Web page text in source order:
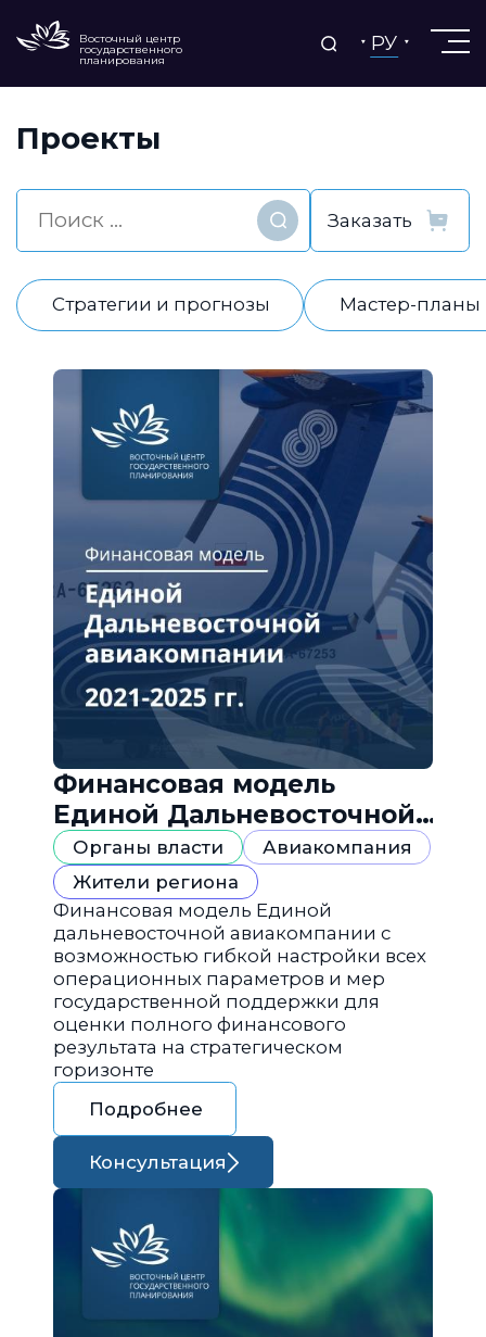
Восточный центр
государственного
планирования
РУ
Проекты
Найти
Стратегии и прогнозы Мастер-планы
Финансовая модель
Единой Дальневосточной
авиакомпании
Органы власти
Авиакомпания
Жители региона
Финансовая модель Единой
дальневосточной авиакомпании с
возможностью гибкой настройки всех
операционных параметров и мер
государственной поддержки для
оценки полного финансового
результата на стратегическом
горизонте
Подробнее
Консультация